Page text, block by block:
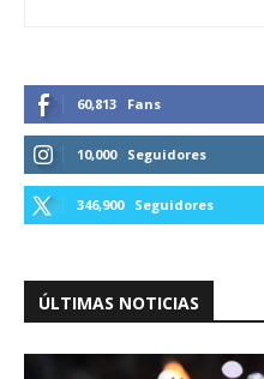
60,813 Fans
10,000 Seguidores
346,900 Seguidores
ÚLTIMAS NOTICIAS